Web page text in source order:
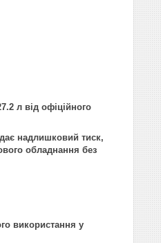
л від офіційного
надлишковий тиск,
обладнання без
використання у